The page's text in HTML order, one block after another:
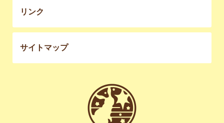
リンク
サイトマップ